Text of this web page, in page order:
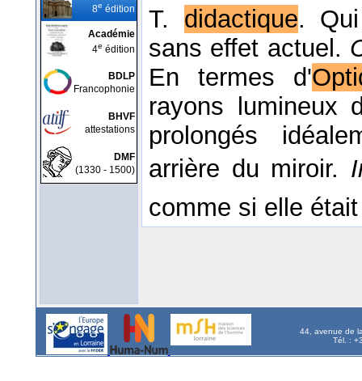
8e édition
Académie
4e édition
BDLP
Francophonie
BHVF
attestations
DMF
(1330 - 1500)
T. didactique.
sans effet actuel.
En termes d'
rayons lumineux
prolongés
arrière du miroir.
comme si elle
44, avenue de
Tél. :